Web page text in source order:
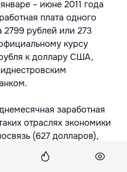
– июне 2011 года
плата одного
2799 рублей или 273
курсу
к доллару США,
заработная
отраслях экономики
(627 долларов),
(568 долларов),
общая